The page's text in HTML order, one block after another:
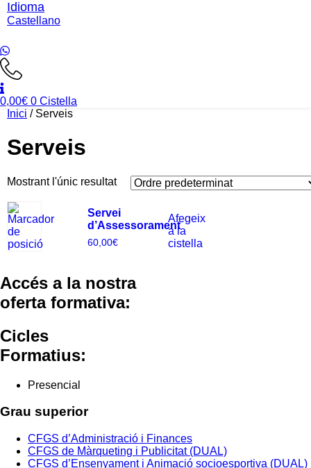
Castellano
0,00€ 0 Cistella
Inici / Serveis
Serveis
Mostrant l'únic resultat
Servei
d’Assessorament
60,00€
Afegeix
a la
cistella
Accés a la nostra
oferta formativa:
Cicles
Formatius:
Presencial
Grau superior
CFGS d’Administració i Finances
CFGS de Màrqueting i Publicitat (DUAL)
CFGS d’Ensenyament i Animació socioesportiva (DUAL)